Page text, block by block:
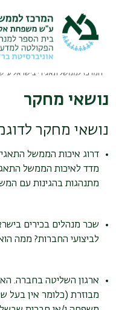
main
content
המרכז לממשל תאגידי בישראל
נושאי מחקר
נושאי מחקר
דרוג איכות הממשל
מדד לאיכות הממשל
מתנהגות בהגינות עם
שכר מנהלים בכירים
לביצועי החברות? ממה
ארגון השליטה בחברה.
מבוזרת (כלומר אין בעל